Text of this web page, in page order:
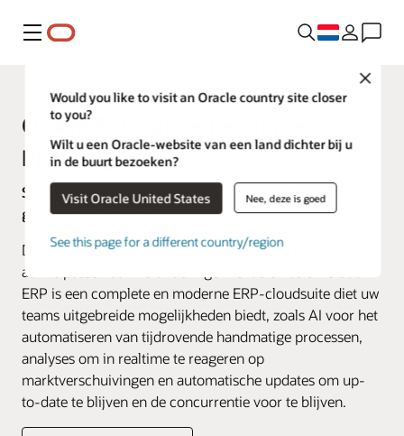
Menu
Close
Would you like to visit an Oracle country site closer
to you?
Wilt u een Oracle-website van een land dichter bij u
in de buurt bezoeken?
Visit Oracle United States Nee, deze is goed
See this page for a different country/region
Oracle Enterprise Resource
Planning (ERP)
Snelle veranderingen vergen een superieure, AI-
gestuurde Finance.
De leiders van morgen zijn het best in staat om zich nu
aan te passen aan veranderingen. Oracle Fusion Cloud
ERP is een complete en moderne ERP-cloudsuite diet uw
teams uitgebreide mogelijkheden biedt, zoals AI voor het
automatiseren van tijdrovende handmatige processen,
analyses om in realtime te reageren op
marktverschuivingen en automatische updates om up-
to-date te blijven en de concurrentie voor te blijven.